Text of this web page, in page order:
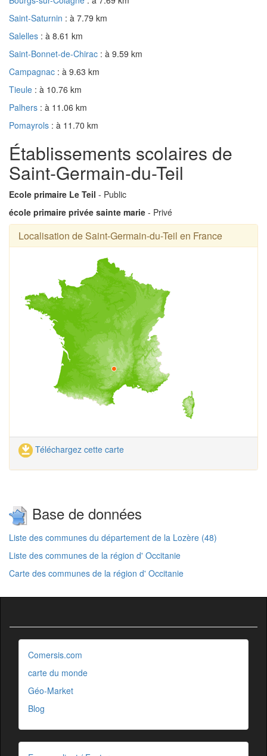
Saint-Saturnin : à 7.79 km
Salelles : à 8.61 km
Saint-Bonnet-de-Chirac : à 9.59 km
Campagnac : à 9.63 km
Tieule : à 10.76 km
Palhers : à 11.06 km
Pomayrols : à 11.70 km
Établissements scolaires de
Saint-Germain-du-Teil
Ecole primaire Le Teil - Public
école primaire privée sainte marie - Privé
Localisation de Saint-Germain-du-Teil en France
Téléchargez cette carte
Base de données
Liste des communes du département de la Lozère (48)
Liste des communes de la région d' Occitanie
Carte des communes de la région d' Occitanie
Comersis.com
carte du monde
Géo-Market
Blog